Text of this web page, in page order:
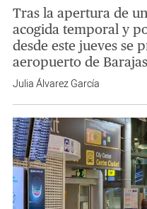
Tras la apertura de
acogida temporal y
desde este jueves se
aeropuerto de
Julia Álvarez García